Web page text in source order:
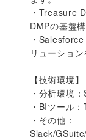
・Treasure
DMPの基盤
・
リューショ
【技術環境】
・分析環境
・BIツール
・その他：
Slack/